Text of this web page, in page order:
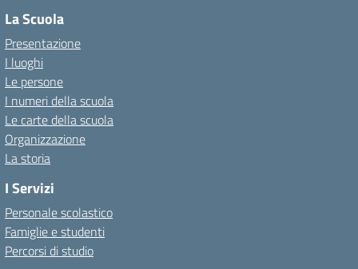
La Scuola
Presentazione
I luoghi
Le persone
I numeri della scuola
Le carte della scuola
Organizzazione
La storia
I Servizi
Personale scolastico
Famiglie e studenti
Percorsi di studio